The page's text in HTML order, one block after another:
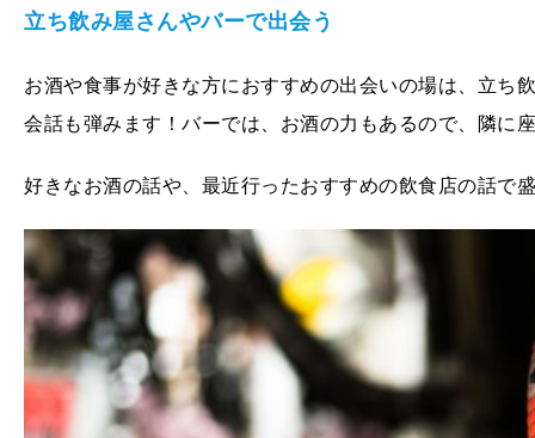
立ち飲み屋さんやバーで出会う
お酒や食事が好きな方におすすめの出会いの場は、立ち
会話も弾みます！バーでは、お酒の力もあるので、隣に
好きなお酒の話や、最近行ったおすすめの飲食店の話で